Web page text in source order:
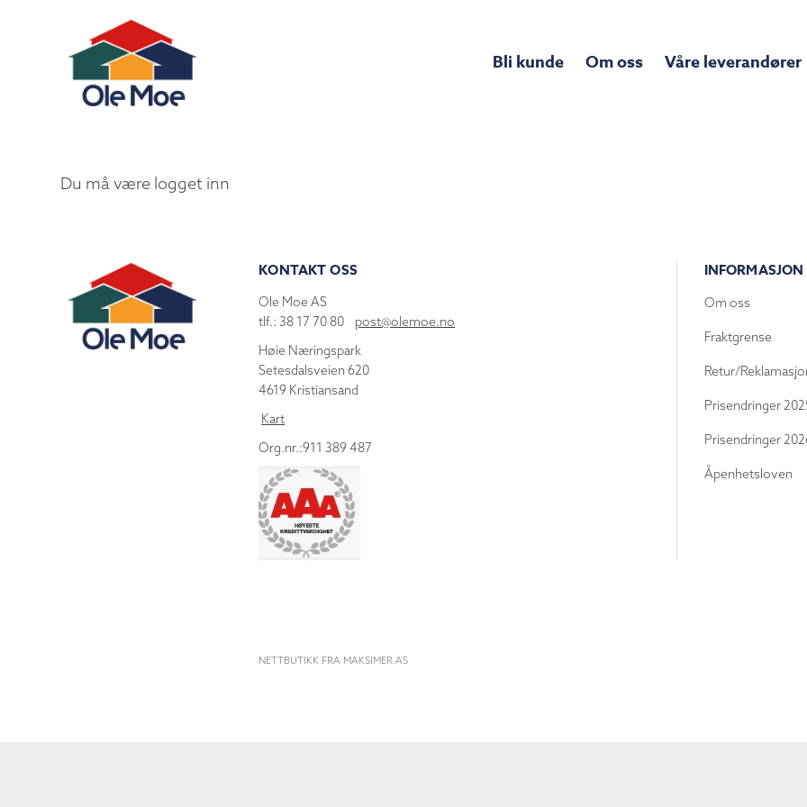
Bli kunde Om oss Våre leverandører
Du må være logget inn
KONTAKT OSS
Ole Moe AS
tlf.: 38 17 70 80 post@olemoe.no
Høie Næringspark
Setesdalsveien 620
4619 Kristiansand
Kart
Org.nr.:911 389 487
INFORMASJON
Om oss
Fraktgrense
Retur/
Prisendringer
Prisendringer
Åpenhetsloven
NETTBUTIKK FRA MAKSIMER AS